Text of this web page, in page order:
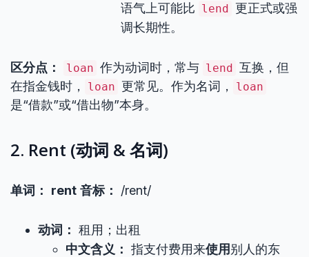
语气上可能比 lend 更正式或强
调长期性。
区分点： loan 作为动词时，常与 lend 互换，但
在指金钱时，
loan 更常见。作为名词， loan
是“借款”或“借出物”本身。
2. Rent (动词 & 名词)
单词： rent 音标： /rent/
动词： 租用；出租
中文含义： 指支付费用来使用别人的东